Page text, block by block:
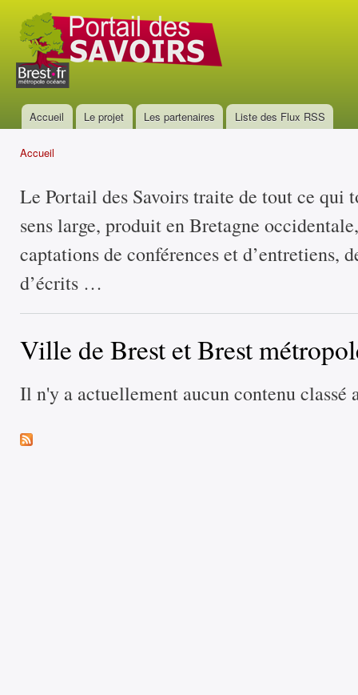
Portail
des
savoirs
Menu principal
Accueil Le projet Les partenaires Liste des Flux RSS
Accueil
Le Portail des Savoirs traite de tout ce qui
sens large, produit en Bretagne
captations de conférences et d’entretiens,
d’écrits …
Ville de Brest et Brest
Il n'y a actuellement aucun contenu classé